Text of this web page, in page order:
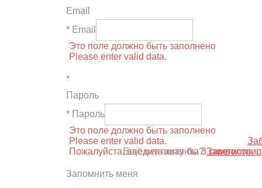
Email
* Email
Это поле должно быть заполнено
Please enter valid data.
*
Пароль
* Пароль
Это поле должно быть заполнено
Please enter valid data.
Пожалуйста, введите хотя бы 3 символов.
Запомнить меня
Ещё нет аккаунта?